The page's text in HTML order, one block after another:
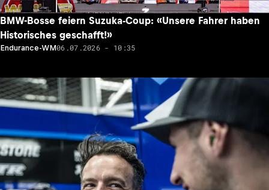
BMW-Bosse feiern Suzuka-Coup: «Unsere Fahrer haben
Historisches geschafft!»
Endurance-WM06.07.2026 - 10:35